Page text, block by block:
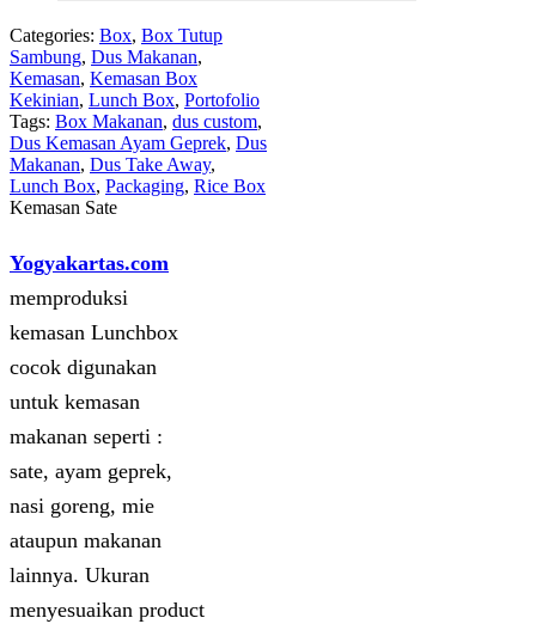
Categories: Box, Box Tutup
Sambung, Dus Makanan,
Kemasan, Kemasan Box
Kekinian, Lunch Box, Portofolio
Tags: Box Makanan, dus custom,
Dus Kemasan Ayam Geprek, Dus
Makanan, Dus Take Away,
Lunch Box, Packaging, Rice Box
Kemasan Sate
Yogyakartas.com
memproduksi
kemasan Lunchbox
cocok digunakan
untuk kemasan
makanan seperti :
sate, ayam geprek,
nasi goreng, mie
ataupun makanan
lainnya. Ukuran
menyesuaikan product